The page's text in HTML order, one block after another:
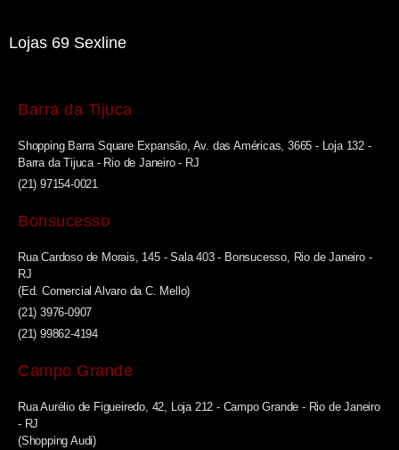
Lojas 69 Sexline
Barra da Tijuca
Shopping Barra Square Expansão, Av. das Américas, 3665 - Loja 132 -
Barra da Tijuca - Rio de Janeiro - RJ
(21) 97154-0021
Bonsucesso
Rua Cardoso de Morais, 145 - Sala 403 - Bonsucesso, Rio de Janeiro -
RJ
(Ed. Comercial Alvaro da C. Mello)
(21) 3976-0907
(21) 99862-4194
Campo Grande
Rua Aurélio de Figueiredo, 42, Loja 212 - Campo Grande - Rio de Janeiro
- RJ
(Shopping Audi)